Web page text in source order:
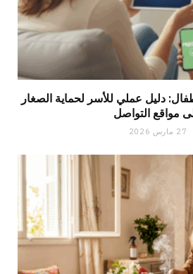
دليل عملي للأسر لحماية الصغار
مواقع التواصل
27 مارس 2026